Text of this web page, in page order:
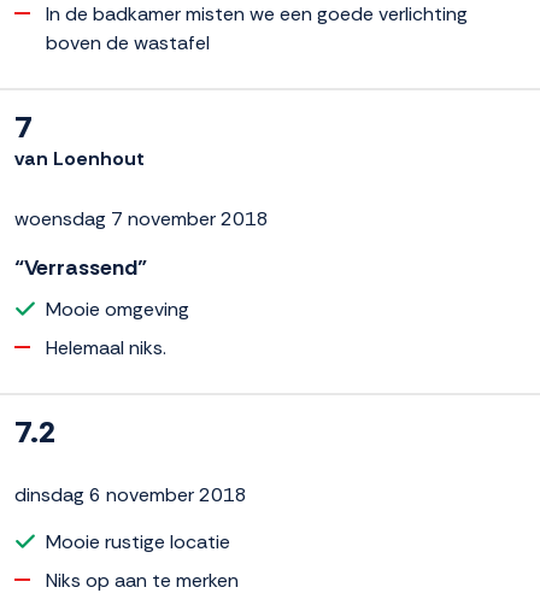
In de badkamer misten we een goede verlichting
boven de wastafel
7
van Loenhout
woensdag 7 november 2018
“Verrassend”
Mooie omgeving
Helemaal niks.
7.2
dinsdag 6 november 2018
Mooie rustige locatie
Niks op aan te merken